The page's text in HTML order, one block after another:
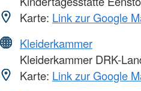
Karte: Link zur Google
Kleiderkammer
Kleiderkammer DRK-
Karte: Link zur Google